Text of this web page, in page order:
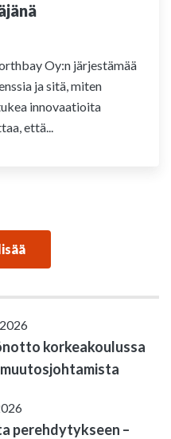
Oy:n järjestämää
ja sitä, miten
innovaatioita
että...
korkeakoulussa
perehdytykseen –